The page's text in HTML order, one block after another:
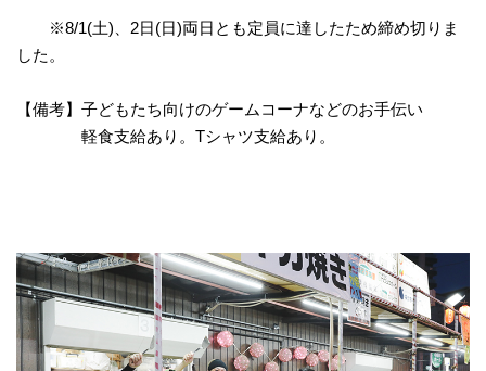
※8/1(土)、2日(日)両日とも定員に達したため締め切りま
した。
【備考】子どもたち向けのゲームコーナなどのお手伝い
軽食支給あり。Tシャツ支給あり。